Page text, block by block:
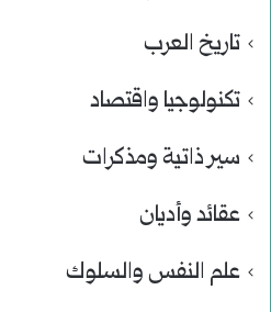
تاريخ العرب
تكنولوجيا واقتصاد
سير ذاتية ومذكرات
عقائد وأديان
علم النفس والسلوك